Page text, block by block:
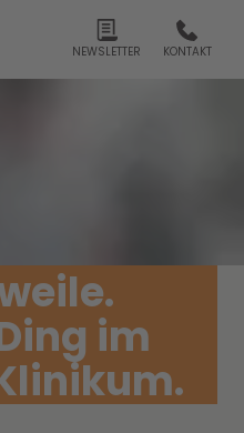
NEWSLETTER KONTAKT
im